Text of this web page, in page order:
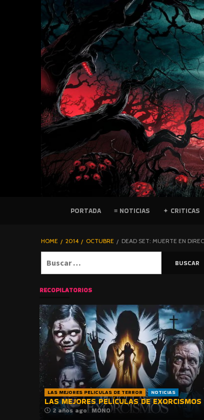
PELICULAS
BLOGHORROR
⋆
PORTADA ≡ NOTICIAS ✦ CRITICAS
HOME 2014 OCTUBRE DEAD SET: MUERTE EN
RECOPILATORIOS
LAS MEJORES PELICULAS DE TERROR NOTICIAS
LAS MEJORES PELÍCULAS DE EXORCISMOS
2 años ago MONO